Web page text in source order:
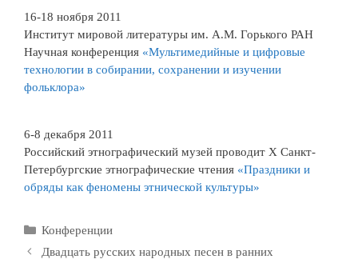
16-18 ноября 2011
Институт мировой литературы им. А.М. Горького РАН
Научная конференция «Мультимедийные и цифровые
технологии в собирании, сохранении и изучении
фольклора»
6-8 декабря 2011
Российский этнографический музей проводит X Санкт-
Петербургские этнографические чтения «Праздники и
обряды как феномены этнической культуры»
Рубрики
Конференции
Двадцать русских народных песен в ранних